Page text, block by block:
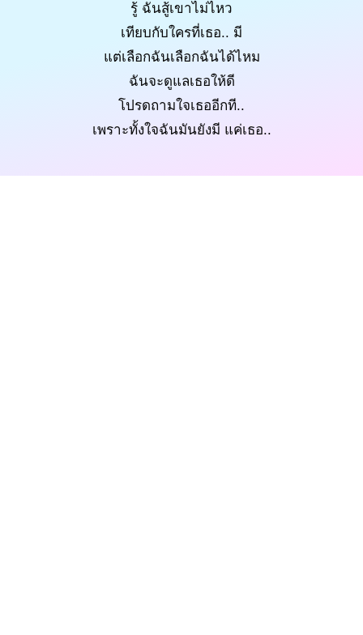
รู้ ฉันสู้เขาไม่ไหว
เทียบกับใครที่เธอ.. มี
แต่เลือกฉันเลือกฉันได้ไหม
ฉันจะดูแลเธอให้ดี
โปรดถามใจเธออีกที..
เพราะทั้งใจฉันมันยังมี แค่เธอ..